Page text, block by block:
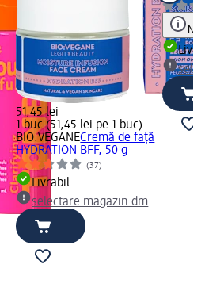
51,45 lei
1 buc (51,45 lei pe 1 buc)
BIO:VEGANECremă de față
HYDRATION BFF, 50 g
(37)
Livrabil
selectare magazin dm
Notă